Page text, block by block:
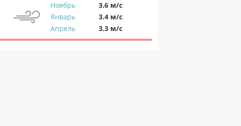
Ноябрь
3.6 м/с
Январь
3.4 м/с
Апрель
3.3 м/с